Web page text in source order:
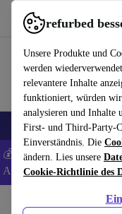
refurbed
Unsere Produkte und
werden
relevantere Inhalte
funktioniert, würden
analysieren und Inhalte
First- und Third-Party-
Einverständnis. Die
ändern. Lies unsere
Cookie-Richtlinie des
refurbed schnell und
🎒 Back to school Handys
💰 Extra -5% auf
ANDROID5 -AGB
Zubehör